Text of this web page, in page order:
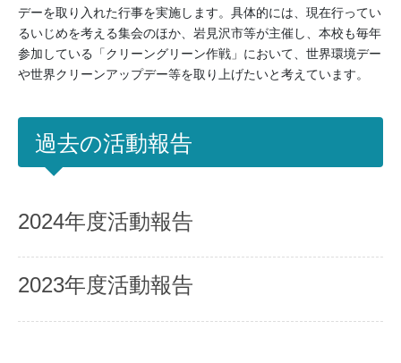
デーを取り入れた行事を実施します。具体的には、現在行ってい
るいじめを考える集会のほか、岩見沢市等が主催し、本校も毎年
参加している「クリーングリーン作戦」において、世界環境デー
や世界クリーンアップデー等を取り上げたいと考えています。
過去の活動報告
2024年度活動報告
2023年度活動報告